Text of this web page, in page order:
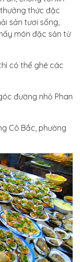
thức đặc
sản tươi sống,
món đặc sản từ
có thể ghé các
đường nhỏ Phan
Cô Bắc, phường